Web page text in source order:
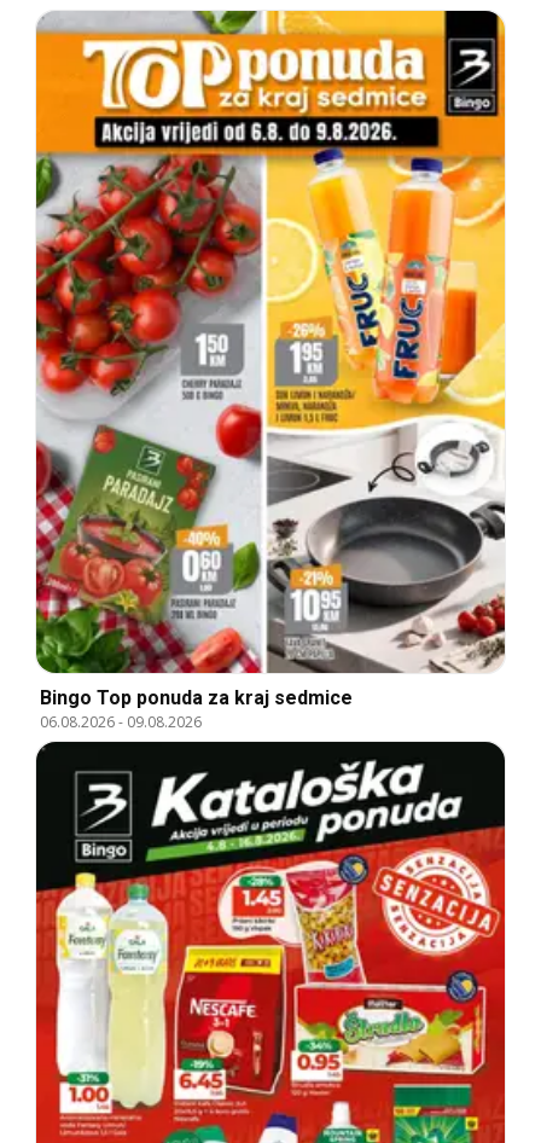
Bingo Top ponuda za kraj sedmice
06.08.2026- 09.08.2026